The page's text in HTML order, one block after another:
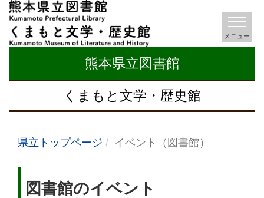
熊本県立図書館
くまもと文学・歴史館
メニュー
県立トップページ イベント（図書館）
図書館のイベント